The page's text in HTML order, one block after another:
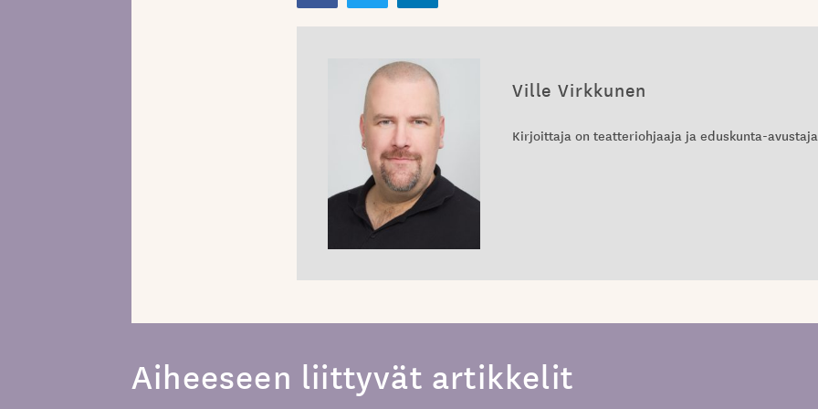
Ville Virkkunen
Kirjoittaja on teatteriohjaaja ja eduskunta-
Aiheeseen liittyvät artikkelit